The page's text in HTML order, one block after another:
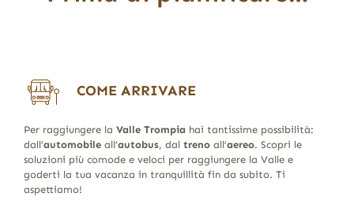
COME ARRIVARE
Per raggiungere la Valle Trompia hai tantissime possibilità:
dall’automobileall’autobus, dal trenoall’aereo. Scopri le
soluzioni più comode e veloci per raggiungere la Valle e
goderti la tua vacanza in tranquillità fin da subito. Ti
aspettiamo!